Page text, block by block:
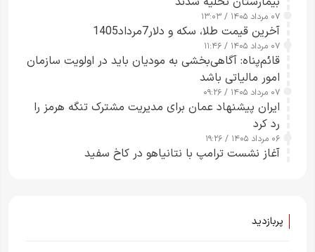
۰۷ مرداد ۱۴۰۵ / ۱۳:۰۳
آخرین قیمت طلا، سکه و دلار7مرداد1405
۰۷ مرداد ۱۴۰۵ / ۱۱:۴۶
قائم‌پناه: آگاهی‌بخشی به مودیان باید در اولویت سازمان
امور مالیاتی باشد
۰۷ مرداد ۱۴۰۵ / ۰۹:۲۶
ایران پیشنهاد عمان برای مدیریت مشترک تنگه هرمز را
رد کرد
۰۶ مرداد ۱۴۰۵ / ۱۹:۲۶
آغاز نشست ترامپ با نتانیاهو در کاخ سفید
پربازدید